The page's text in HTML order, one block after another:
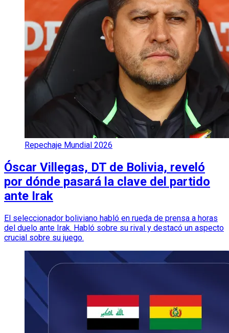
Repechaje Mundial 2026
Óscar Villegas, DT de Bolivia, reveló
por dónde pasará la clave del partido
ante Irak
El seleccionador boliviano habló en rueda de prensa a horas
del duelo ante Irak. Habló sobre su rival y destacó un aspecto
crucial sobre su juego.